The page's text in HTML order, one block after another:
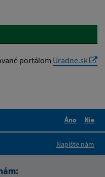
portálom Uradne.sk
Áno
Nie
Napíšte nám